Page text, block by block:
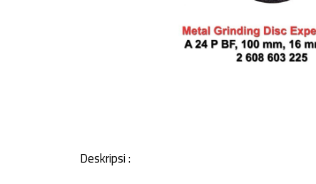
Deskripsi :